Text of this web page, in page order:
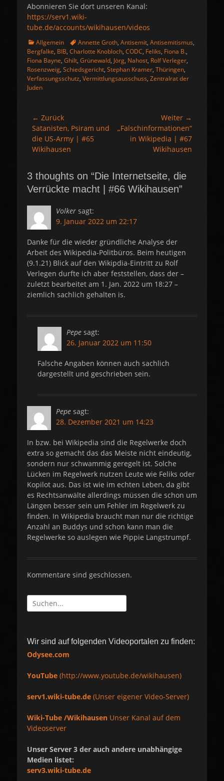
Abonnieren Sie dort unseren Kanal:
https://serv1.wiki-
tube.de/accounts/wikihausen/videos
K
a
t
e
g
o
Allgemein
S
c
h
l
a
e
Annette Groth, Antisemit, Antisemitismus,
Bergfalke, BIB, Charlotte Knobloch, CODC, Feliks, Fiona B.,
Fiona Bayne, Ghilt, Grünewald, Jörg, Nahost, Rolf Verleger,
Rosenzweig, Schiedsgericht, Stephan Kramer, Thüringen,
Verfassungsschutz, Vermittlungsausschuss, Zentralrat der
Juden
Beitragsnavigation
← Zurück
Vorheriger
Beitrag:
Satanisten, Psiram und
die US-Army | #65
Wikihausen
Weiter →
Nächster
Beitrag:
„Falschinformationen“
in Wikipedia | #67
Wikihausen
3 thoughts on “Die Internetseite, die
Verrückte macht | #66 Wikihausen”
Volker sagt:
9. Januar 2022 um 22:17
Danke für die wieder gründliche Analyse der
Arbeit des Wikipedia-Politbüros. Beim heutigen
(9.1.21) Blick auf den Wikipdia-Eintritt zu Rolf
Verlegen durfte ich aber feststellen, dass der –
zuletzt bearbeitet am 1. Jan. 2022 um 18:27 –
ziemlich sachlich gehalten is.
Pepe sagt:
26. Januar 2022 um 11:50
Falsche Angaben können auch sachlich
dargestellt und geschrieben sein.
Pepe sagt:
28. Dezember 2021 um 14:23
In bzw. bei Wikipedia sind die Regelwerke doch
extra so gemacht das das Meiste nicht eindeutig,
sondern nur schwammig geregelt ist. Solche
Lücken im Regelwerk nutzen Leute wie Feliks oder
Kopilot aus. Das ist wie im echten Leben, da gibt
es Rechtsanwälte allerdings müssen die schon um
Längen besser sein um Fehler im Regelwerk zu
finden. In Wikipedia braucht man nur die richtige
Anzahl an Buddys und schon kann man die
Regelwerke so auslegen wie Pippie Langstrumpf.
Kommentare sind geschlossen.
Suche
nach:
Wir sind auf folgenden Videoportalen zu finden:
Odysee.com
YouTube (http://www.youtube.de/wikihausen)
serv1.wiki-tube.de (Unser eigener Video-Server)
Wiki-Tube /Wikihausen Unser Kanal auf dem
Videoserver
Unser Server 3 der auch andere unabhängige
Medien listet:
serv3.wiki-tube.de